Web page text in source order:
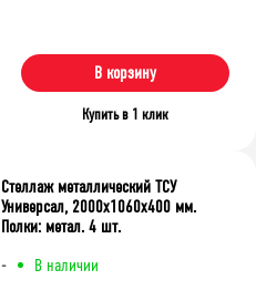
В корзину
Купить в 1 клик
- В наличии
Стеллаж металлический ТСУ
Универсал, 2000x1060x400 мм.
Полки: метал. 4 шт.